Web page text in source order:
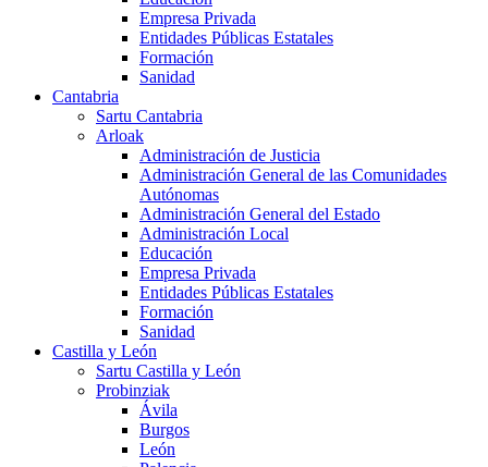
Empresa Privada
Entidades Públicas Estatales
Formación
Sanidad
Cantabria
Sartu Cantabria
Arloak
Administración de Justicia
Administración General de las Comunidades
Autónomas
Administración General del Estado
Administración Local
Educación
Empresa Privada
Entidades Públicas Estatales
Formación
Sanidad
Castilla y León
Sartu Castilla y León
Probinziak
Ávila
Burgos
León